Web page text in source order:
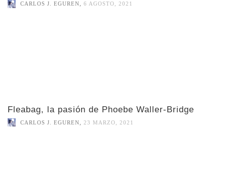
CARLOS J. EGUREN, 6 AGOSTO, 2021
Fleabag, la pasión de Phoebe Waller-Bridge
CARLOS J. EGUREN 23 MARZO, 2021